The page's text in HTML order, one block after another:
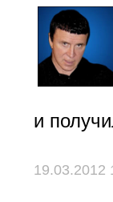
и
19.03.2012